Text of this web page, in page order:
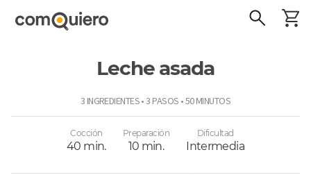
Leche asada
3 INGREDIENTES • 3 PASOS • 50 MINUTOS
Cocción
40 min.
Preparación
10 min.
Dificultad
Intermedia